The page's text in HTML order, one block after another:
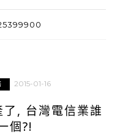
2015-01-16
, 台灣電信業誰
個?!